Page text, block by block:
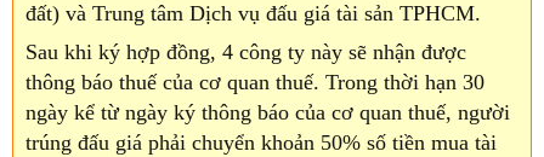
đất) và Trung tâm Dịch vụ đấu giá tài sản TPHCM.
Sau khi ký hợp đồng, 4 công ty này sẽ nhận được
thông báo thuế của cơ quan thuế. Trong thời hạn 30
ngày kể từ ngày ký thông báo của cơ quan thuế, người
trúng đấu giá phải chuyển khoản 50% số tiền mua tài